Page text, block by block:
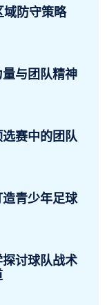
域防守策略
与团队精神
赛中的团队
青少年足球
讨球队战术